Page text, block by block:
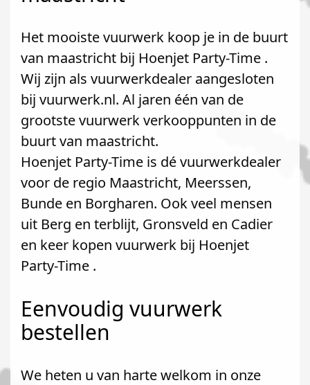
Het mooiste vuurwerk koop je in de buurt
van maastricht bij Hoenjet Party-Time .
Wij zijn als vuurwerkdealer aangesloten
bij vuurwerk.nl. Al jaren één van de
grootste vuurwerk verkooppunten in de
buurt van maastricht.
Hoenjet Party-Time is dé vuurwerkdealer
voor de regio Maastricht, Meerssen,
Bunde en Borgharen. Ook veel mensen
uit Berg en terblijt, Gronsveld en Cadier
en keer kopen vuurwerk bij Hoenjet
Party-Time .
Eenvoudig vuurwerk
bestellen
We heten u van harte welkom in onze